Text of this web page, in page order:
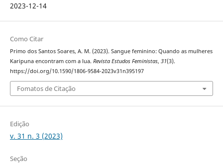
2023-12-14
Como Citar
Primo dos Santos Soares, A. M. (2023). Sangue feminino: Quando as mulheres
Karipuna encontram com a lua. Revista Estudos Feministas, 31(3).
https://doi.org/10.1590/1806-9584-2023v31n395197
Fomatos de Citação
Edição
v. 31 n. 3 (2023)
Seção